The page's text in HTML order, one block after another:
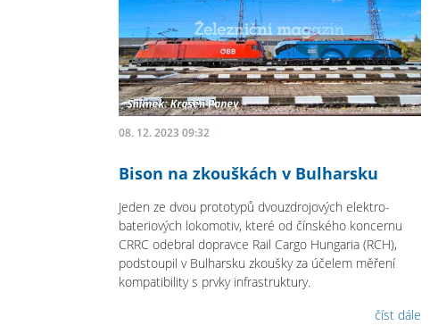
08. 12. 2023 09:32
Bison na zkouškách v Bulharsku
Jeden ze dvou prototypů dvouzdrojových elektro-
bateriových lokomotiv, které od čínského koncernu
CRRC odebral dopravce Rail Cargo Hungaria (RCH),
podstoupil v Bulharsku zkoušky za účelem měření
kompatibility s prvky infrastruktury.
číst dále